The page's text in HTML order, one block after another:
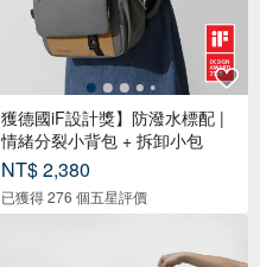
獲德國iF設計獎】防潑水標配 |
情緒分裂小背包 + 拆卸小包
NT$ 2,380
已獲得 276 個五星評價